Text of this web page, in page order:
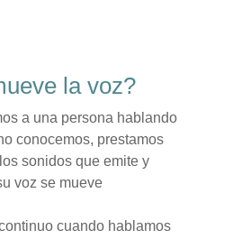
la voz?
a una persona hablando
conocemos, prestamos
sonidos que emite y
voz se mueve
cuando hablamos